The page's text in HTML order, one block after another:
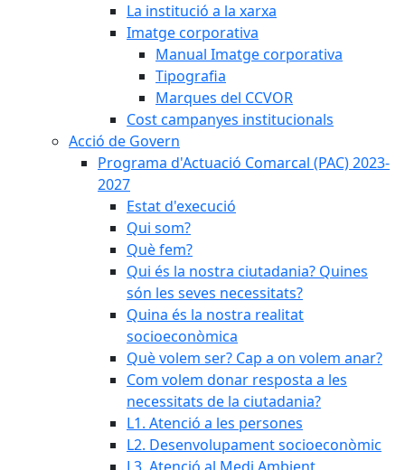
La institució a la xarxa
Imatge corporativa
Manual Imatge corporativa
Tipografia
Marques del CCVOR
Cost campanyes institucionals
Acció de Govern
Programa d'Actuació Comarcal (PAC) 2023-
2027
Estat d'execució
Qui som?
Què fem?
Qui és la nostra ciutadania? Quines
són les seves necessitats?
Quina és la nostra realitat
socioeconòmica
Què volem ser? Cap a on volem anar?
Com volem donar resposta a les
necessitats de la ciutadania?
L1. Atenció a les persones
L2. Desenvolupament socioeconòmic